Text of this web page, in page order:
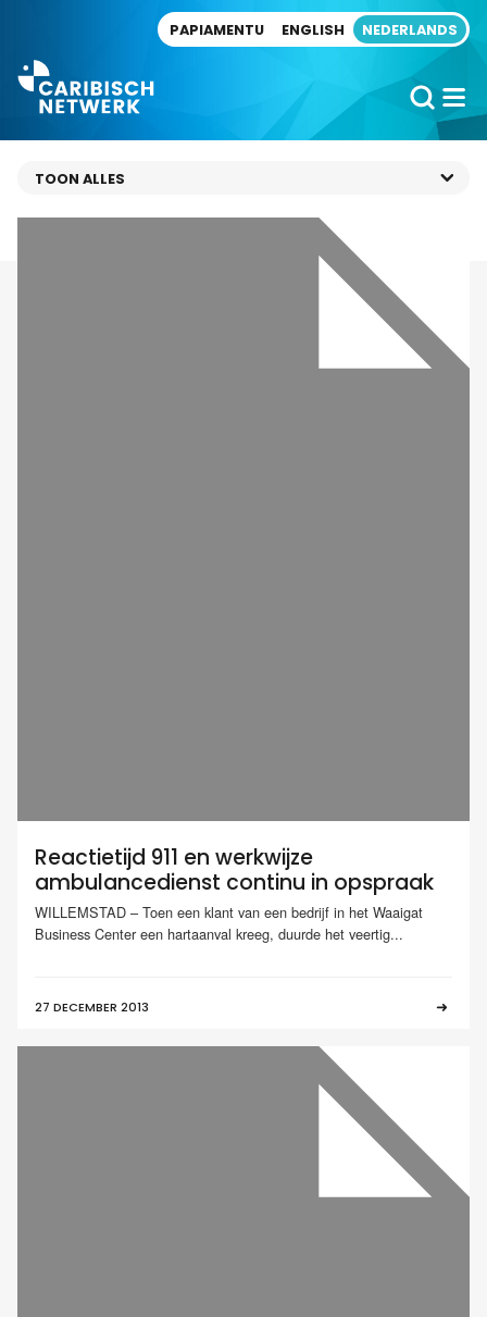
PAPIAMENTU ENGLISH NEDERLANDS
Reactietijd 911 en werkwijze
ambulancedienst continu in opspraak
WILLEMSTAD – Toen een klant van een bedrijf in het Waaigat
Business Center een hartaanval kreeg, duurde het veertig...
27 DECEMBER 2013